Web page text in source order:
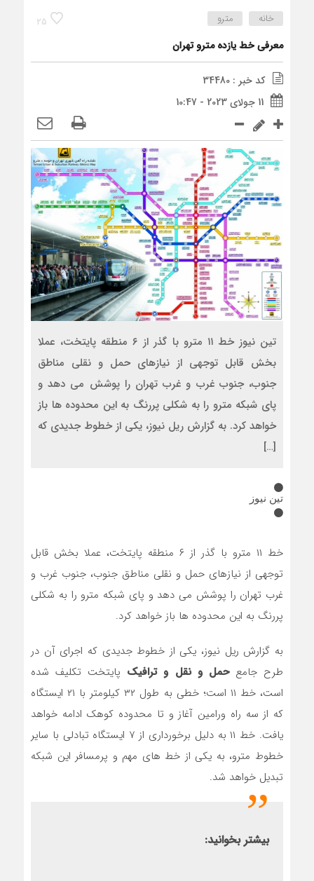
25 خانه مترو
معرفی خط یازده مترو تهران
کد خبر : 34480
11 جولای 2023 - 10:47
تین نیوز خط ۱۱ مترو با گذر از ۶ منطقه پایتخت، عملا
بخش قابل توجهی از نیازهای حمل و نقلی مناطق
جنوب، جنوب غرب و غرب تهران را پوشش می دهد و
پای شبکه مترو را به شکلی پررنگ به این محدوده ها باز
خواهد کرد. به گزارش ریل نیوز، یکی از خطوط جدیدی که
[…]
تین نیوز
خط ۱۱ مترو با گذر از ۶ منطقه پایتخت، عملا بخش قابل
توجهی از نیازهای حمل و نقلی مناطق جنوب، جنوب غرب و
غرب تهران را پوشش می دهد و پای شبکه مترو را به شکلی
پررنگ به این محدوده ها باز خواهد کرد.
به گزارش ریل نیوز، یکی از خطوط جدیدی که اجرای آن در
طرح جامعحمل و نقل و ترافیک پایتخت تکلیف شده
است، خط ۱۱ است؛ خطی به طول ۳۲ کیلومتر با ۲۱ ایستگاه
که از سه راه ورامین آغاز و تا محدوده کوهک ادامه خواهد
یافت. خط ۱۱ به دلیل برخورداری از ۷ ایستگاه تبادلی با سایر
خطوط مترو، به یکی از خط های مهم و پرمسافر این شبکه
تبدیل خواهد شد.
بیشتر بخوانید: